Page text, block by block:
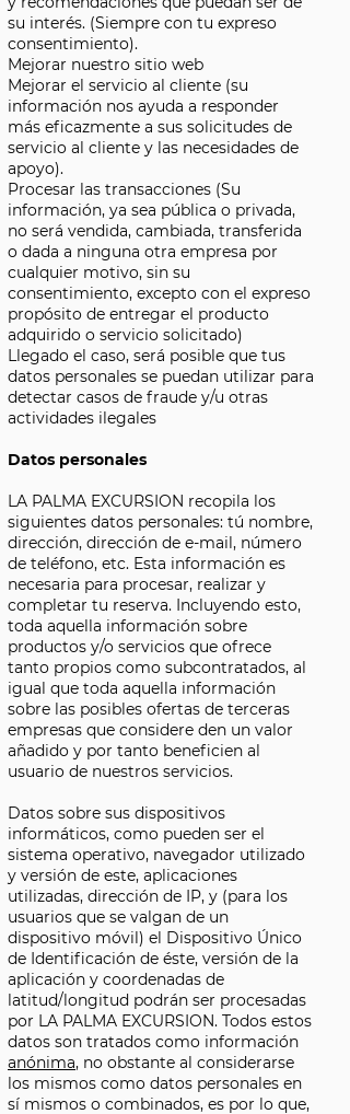
su interés. (Siempre con tu expreso
consentimiento).
Mejorar nuestro sitio web
Mejorar el servicio al cliente (su
información nos ayuda a responder
más eficazmente a sus solicitudes de
servicio al cliente y las necesidades de
apoyo).
Procesar las transacciones (Su
información, ya sea pública o privada,
no será vendida, cambiada, transferida
o dada a ninguna otra empresa por
cualquier motivo, sin su
consentimiento, excepto con el expreso
propósito de entregar el producto
adquirido o servicio solicitado)
Llegado el caso, será posible que tus
datos personales se puedan utilizar para
detectar casos de fraude y/u otras
actividades ilegales
Datos personales
LA PALMA EXCURSION recopila los
siguientes datos personales: tú nombre,
dirección, dirección de e-mail, número
de teléfono, etc. Esta información es
necesaria para procesar, realizar y
completar tu reserva. Incluyendo esto,
toda aquella información sobre
productos y/o servicios que ofrece
tanto propios como subcontratados, al
igual que toda aquella información
sobre las posibles ofertas de terceras
empresas que considere den un valor
añadido y por tanto beneficien al
usuario de nuestros servicios.
Datos sobre sus dispositivos
informáticos, como pueden ser el
sistema operativo, navegador utilizado
y versión de este, aplicaciones
utilizadas, dirección de IP, y (para los
usuarios que se valgan de un
dispositivo móvil) el Dispositivo Único
de Identificación de éste, versión de la
aplicación y coordenadas de
latitud/longitud podrán ser procesadas
por LA PALMA EXCURSION. Todos estos
datos son tratados como información
anónima, no obstante al considerarse
los mismos como datos personales en
sí mismos o combinados, es por lo que,